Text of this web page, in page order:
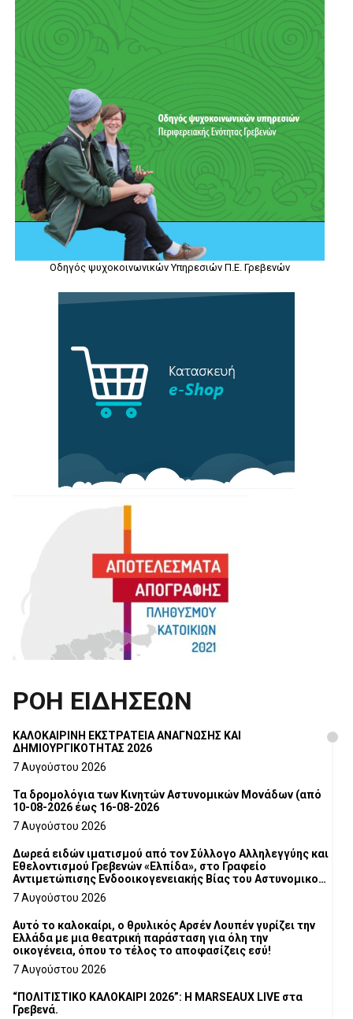
Οδηγός ψυχοκοινωνικών Υπηρεσιών Π.Ε. Γρεβενών
ΡΟΗ ΕΙΔΗΣΕΩΝ
ΚΑΛΟΚΑΙΡΙΝΗ ΕΚΣΤΡΑΤΕΙΑ ΑΝΑΓΝΩΣΗΣ ΚΑΙ
ΔΗΜΙΟΥΡΓΙΚΟΤΗΤΑΣ 2026
7 Αυγούστου 2026
Τα δρομολόγια των Κινητών Αστυνομικών Μονάδων (από
10-08-2026 έως 16-08-2026
7 Αυγούστου 2026
Δωρεά ειδών ιματισμού από τον Σύλλογο Αλληλεγγύης και
Εθελοντισμού Γρεβενών «Ελπίδα», στο Γραφείο
Αντιμετώπισης Ενδοοικογενειακής Βίας του Αστυνομικού
Τμήματος Γρεβενών
7 Αυγούστου 2026
Αυτό το καλοκαίρι, ο θρυλικός Αρσέν Λουπέν γυρίζει την
Ελλάδα με μια θεατρική παράσταση για όλη την
οικογένεια, όπου το τέλος το αποφασίζεις εσύ!
7 Αυγούστου 2026
“ΠΟΛΙΤΙΣΤΙΚΟ ΚΑΛΟΚΑΙΡΙ 2026”: Η MARSEAUX LIVE στα
Γρεβενά.